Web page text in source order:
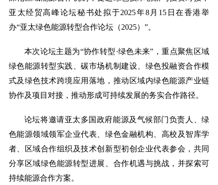
亚太经贸高峰论坛秘书处拟于2025年8月1 5日在香港举
办“亚太绿色能源转型合作论坛（2025）”。
本次论坛主题为“协作转型·绿色未来”，重点聚焦区域
绿色能源转型实践、碳市场机制建设、绿色投融资合作模
式及绿色技术跨境应用落地，推动区域内绿色能源产业链
协作及项目对接，推动形成可持续发展的务实合作路径。
论坛将邀请亚太多国政府能源及气候部门负责人、绿
色能源领域领军企业代表、绿色金融机构、高校及智库学
者、区域合作组织及技术创新型初创企业代表参会，共同
分享区域绿色能源转型进展、合作机遇与挑战，并探索可
持续能源合作方案。